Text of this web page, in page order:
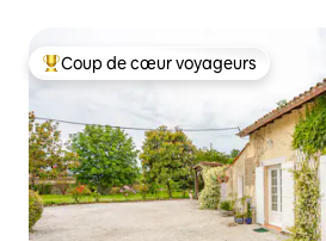
Coups de cœur voyageurs les plus
Coup de cœur voyageurs